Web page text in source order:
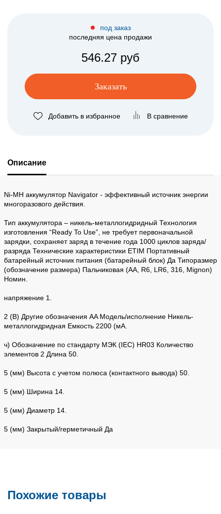
под заказ
последняя цена продажи
546.27 руб
Заказать
Добавить в избранное В сравнение
Описание
Ni-MH аккумулятор Navigator - эффективный источник энергии
многоразового действия.
Тип аккумулятора – никель-металлогидридный Технология
изготовления “Ready To Use”, не требует первоначальной
зарядки, сохраняет заряд в течение года 1000 циклов заряда/
разряда Технические характеристики ETIM Портативный
батарейный источник питания (батарейный блок) Да Типоразмер
(обозначение размера) Пальчиковая (AA, R6, LR6, 316, Mignon)
Номин.
напряжение 1.
2 (В) Другие обозначения AA Модель/исполнение Никель-
металлогидридная Емкость 2200 (мА.
ч) Обозначение по стандарту МЭК (IEC) HR03 Количество
элементов 2 Длина 50.
5 (мм) Высота с учетом полюса (контактного вывода) 50.
5 (мм) Ширина 14.
5 (мм) Диаметр 14.
5 (мм) Закрытый/герметичный Да
Похожие товары